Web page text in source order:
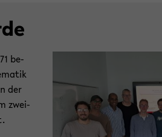
be­
der
zwei­